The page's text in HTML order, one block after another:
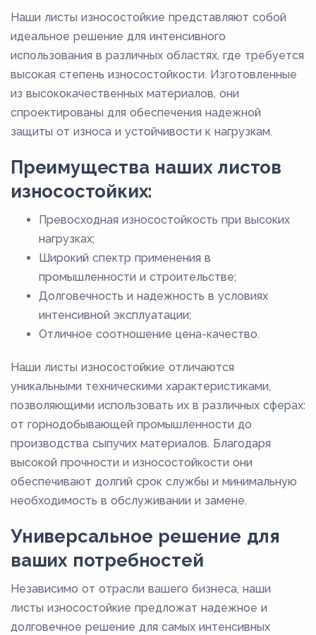
Наши листы износостойкие представляют собой
идеальное решение для интенсивного
использования в различных областях, где требуется
высокая степень износостойкости. Изготовленные
из высококачественных материалов, они
спроектированы для обеспечения надежной
защиты от износа и устойчивости к нагрузкам.
Преимущества наших листов
износостойких:
Превосходная износостойкость при высоких
нагрузках;
Широкий спектр применения в
промышленности и строительстве;
Долговечность и надежность в условиях
интенсивной эксплуатации;
Отличное соотношение цена-качество.
Наши листы износостойкие отличаются
уникальными техническими характеристиками,
позволяющими использовать их в различных сферах:
от горнодобывающей промышленности до
производства сыпучих материалов. Благодаря
высокой прочности и износостойкости они
обеспечивают долгий срок службы и минимальную
необходимость в обслуживании и замене.
Универсальное решение для
ваших потребностей
Независимо от отрасли вашего бизнеса, наши
листы износостойкие предложат надежное и
долговечное решение для самых интенсивных